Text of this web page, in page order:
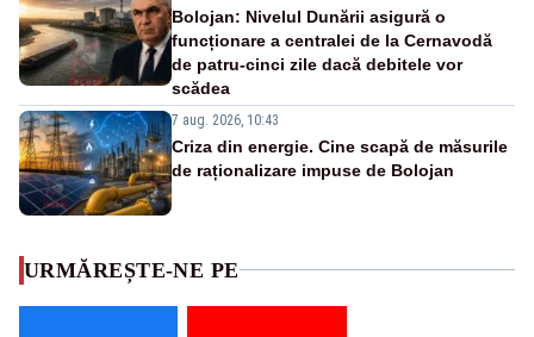
Bolojan: Nivelul Dunării asigură o
funcționare a centralei de la Cernavodă
de patru-cinci zile dacă debitele vor
scădea
7 aug. 2026, 10:43
Criza din energie. Cine scapă de măsurile
de raționalizare impuse de Bolojan
URMĂREȘTE-NE PE